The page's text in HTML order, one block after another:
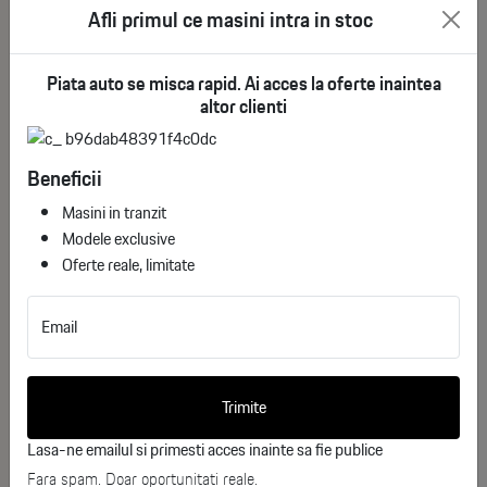
Exterior :
Jante aliaj 19", design „Pulsar”
Geamuri spate si luneta cu tenta inchisa
Lumini fata & spate Full LED
Lumini de zi LED
Carcasa oglinzi retrovizoare exterioara de culoare
neagra
Kit reparatie pneuri
Hayon electric hands-free
Interior :
Would you like more information
about
Renault Symbioz E-Tech 160 Iconic?
Complete the form below, and one of our
consultants will contact you shortly.
Nume
Afli primul ce masini intra in stoc
Piata auto se misca rapid. Ai acces la oferte inaintea
altor clienti
Beneficii
Masini in tranzit
Modele exclusive
Oferte reale, limitate
Email
Trimite
Lasa-ne emailul si primesti acces inainte sa fie publice
Fara spam. Doar oportunitati reale.